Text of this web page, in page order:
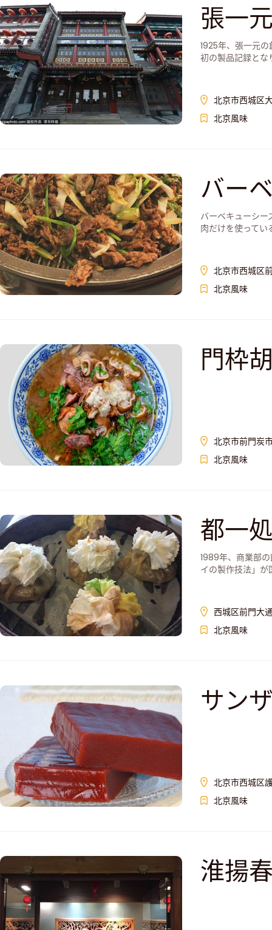
張一
1925年、張一元
初の製品記録とな
北京市西城区
北京風味
バー
バーベキューシー
肉だけを使ってい
北京市西城区
北京風味
門枠
北京市前門炭
北京風味
都一
1989年、商業部
イの製作技法」
西城区前門大
北京風味
サン
北京市西城区
北京風味
淮揚